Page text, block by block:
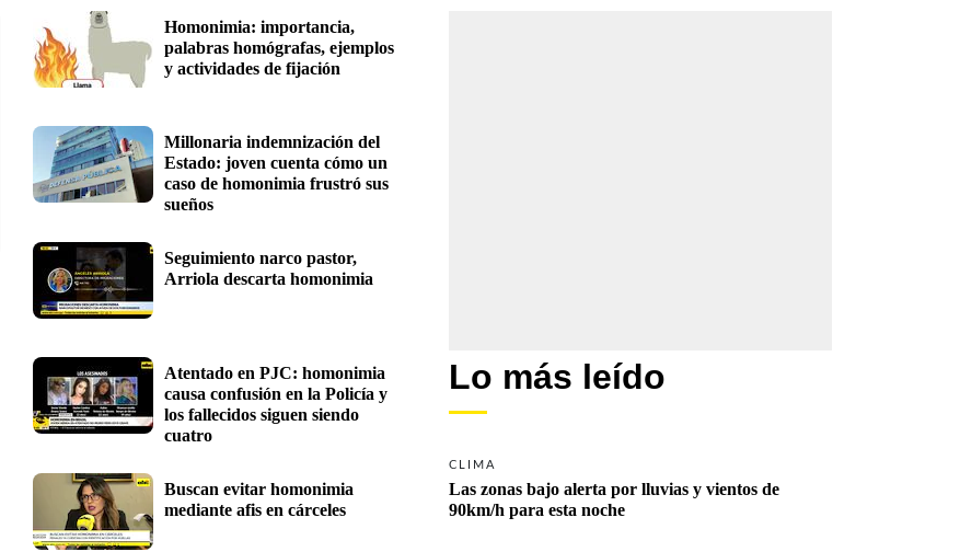
Homonimia: importancia,
palabras homógrafas, ejemplos
y actividades de fijación
Millonaria indemnización del
Estado: joven cuenta cómo un
caso de homonimia frustró sus
sueños
Seguimiento narco pastor,
Atentado en PJC: homonimia
causa confusión en la Policía y
los fallecidos siguen siendo
cuatro
Buscan evitar homonimia
mediante afis en cárceles
Lo más leído
CLIMA
Las zonas bajo alerta por lluvias y vientos de
90km/h para esta noche